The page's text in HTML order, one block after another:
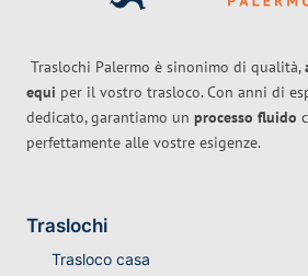
Traslochi Palermo è sinonimo di qualità,
equi per il vostro trasloco. Con anni di
dedicato, garantiamo un processo fluido
perfettamente alle vostre esigenze.
Traslochi
Trasloco casa